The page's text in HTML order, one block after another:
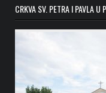
CRKVA SV. PETRA I PAVLA U